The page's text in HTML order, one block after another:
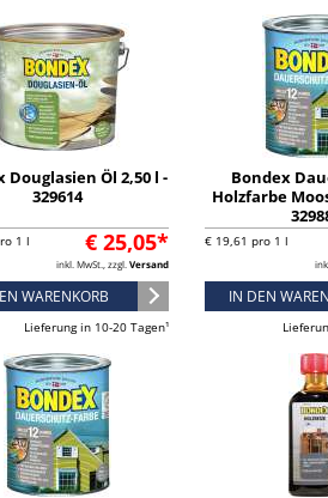
Douglasien Öl 2,50 l -
329614
€ 25,05*
1 l
inkl. MwSt., zzgl. Versand
WARENKORB
Lieferung in 10-20 Tagen¹
Bondex
Holzfarbe
€ 19,61 pro 1 l
IN DEN